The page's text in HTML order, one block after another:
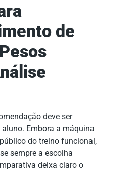
de
deve ser
Embora a máquina
do treino funcional,
sempre a escolha
deixa claro o